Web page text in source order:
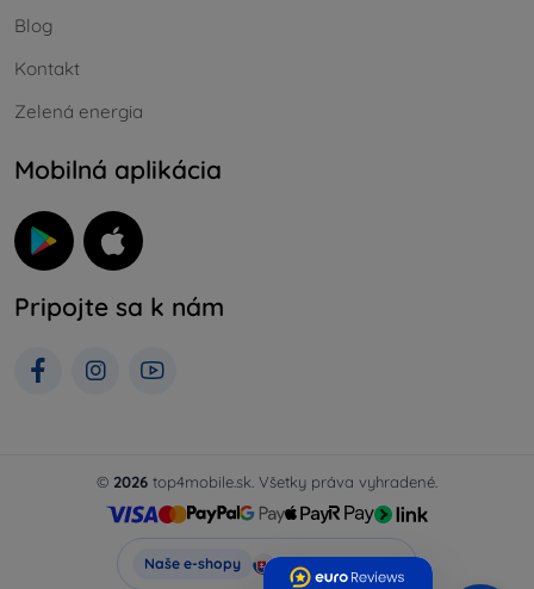
Blog
Kontakt
Zelená energia
Mobilná aplikácia
Pripojte sa k nám
© 2026 top4mobile.sk. Všetky práva vyhradené.
Naše e-shopy Top4Mobile.sk